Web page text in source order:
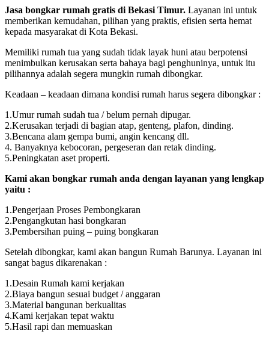
Jasa bongkar rumah gratis di Bekasi Timur. Layanan ini untuk
memberikan kemudahan, pilihan yang praktis, efisien serta hemat
kepada masyarakat di Kota Bekasi.
Memiliki rumah tua yang sudah tidak layak huni atau berpotensi
menimbulkan kerusakan serta bahaya bagi penghuninya, untuk itu
pilihannya adalah segera mungkin rumah dibongkar.
Keadaan – keadaan dimana kondisi rumah harus segera dibongkar :
1.Umur rumah sudah tua / belum pernah dipugar.
2.Kerusakan terjadi di bagian atap, genteng, plafon, dinding.
3.Bencana alam gempa bumi, angin kencang dll.
4. Banyaknya kebocoran, pergeseran dan retak dinding.
5.Peningkatan aset properti.
Kami akan bongkar rumah anda dengan layanan yang lengkap
yaitu :
1.Pengerjaan Proses Pembongkaran
2.Pengangkutan hasi bongkaran
3.Pembersihan puing – puing bongkaran
Setelah dibongkar, kami akan bangun Rumah Barunya. Layanan ini
sangat bagus dikarenakan :
1.Desain Rumah kami kerjakan
2.Biaya bangun sesuai budget / anggaran
3.Material bangunan berkualitas
4.Kami kerjakan tepat waktu
5.Hasil rapi dan memuaskan